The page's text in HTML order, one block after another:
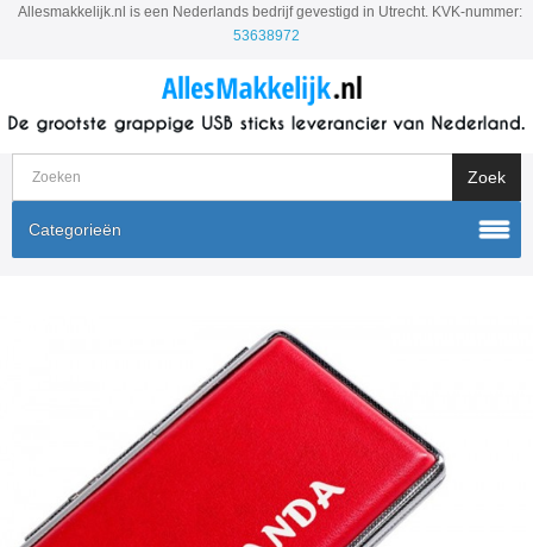
Allesmakkelijk.nl is een Nederlands bedrijf gevestigd in Utrecht. KVK-nummer:
53638972
Categorieën